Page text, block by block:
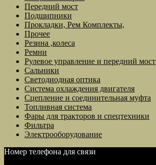
Передний мост
Подшипники
Прокладки, Рем Комплекты,
Прочее
Резина ,колеса
Ремни
Рулевое управление и передний мост
Сальники
Светодиодная оптика
Система охлаждения двигателя
Сцепление и соединительная муфта
Топливная система
Фары для тракторов и спецтехники
Фильтра
Электрооборудование
Номер телефона для связи